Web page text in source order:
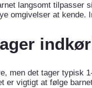
langsomt
omgivelser at
men det tager typisk
er vigtigt at følge